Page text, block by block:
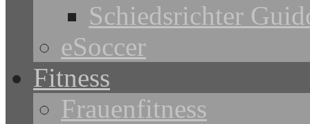
Schiedsrichter
eSoccer
Fitness
Frauenfitness